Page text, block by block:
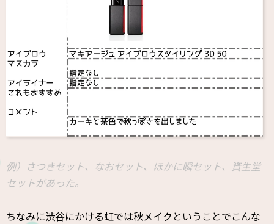
例）さつきセット、なおセット、ほかに瞬セット、資生堂
セットがあった。
ちなみに渋谷にかける虹では秋メイクということでこんな